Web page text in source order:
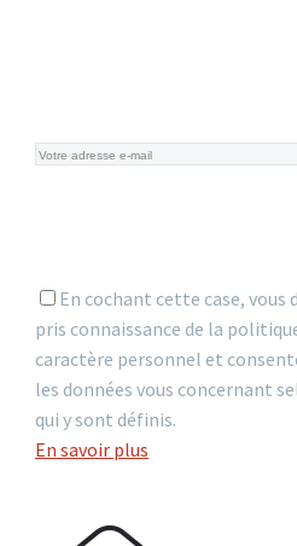
En cochant cette case,
pris connaissance de la
caractère personnel et
les données vous concernant
qui y sont définis.
En savoir plus